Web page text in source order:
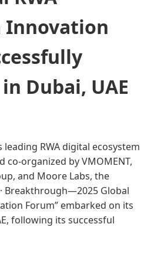
Innovation
Dubai, UAE
leading RWA digital ecosystem
co-organized by VMOMENT,
and Moore Labs, the
Breakthrough—2025 Global
Forum” embarked on its
following its successful